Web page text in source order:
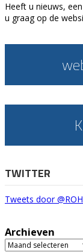
Heeft u nieuws,
u graag op de
TWITTER
Tweets door
Archieven
Archieven